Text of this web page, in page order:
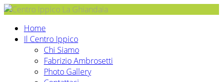
Home
Il Centro Ippico
Chi Siamo
Fabrizio Ambrosetti
Photo Gallery